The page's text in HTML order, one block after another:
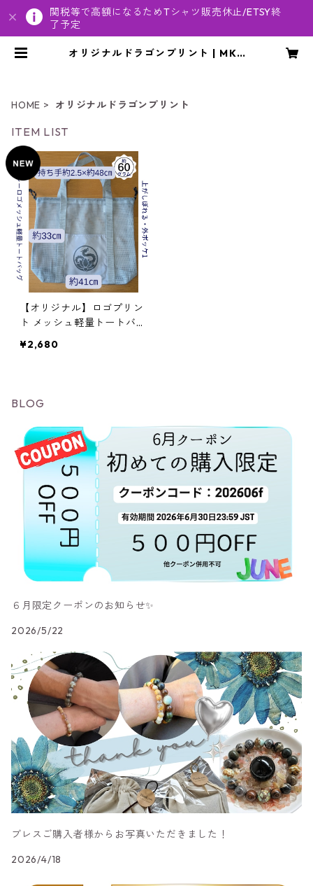
関税等で高額になるためTシャツ販売休止/ETSY終
了予定
オリジナルドラゴンプリント | MKC
HOME オリジナルドラゴンプリント
ITEM LIST
【オリジナル】ロゴプリン
ト メッシュ軽量トートバ
着仕様） グレー/ホワイ
¥2,680
BLOG
６月限定クーポンのお知らせ✨
2026/5/22
ブレスご購入者様からお写真いただきました！
2026/4/18